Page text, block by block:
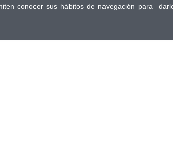
conocer sus hábitos de navegación para